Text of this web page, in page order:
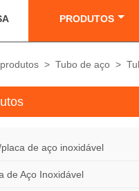
PRODUTOS
produtos > Tubo de aço >
de aço inoxidável
de Aço Inoxidável